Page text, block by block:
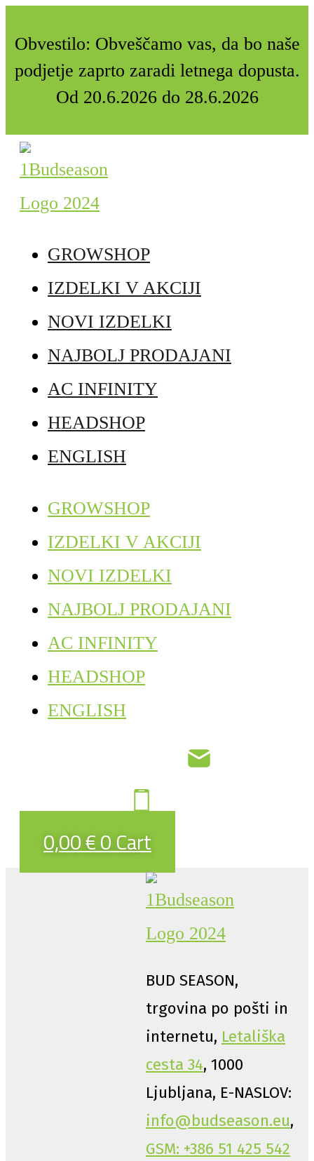
Obvestilo: Obveščamo vas, da bo naše
podjetje zaprto zaradi letnega dopusta.
Od 20.6.2026 do 28.6.2026
GROWSHOP
IZDELKI V AKCIJI
NOVI IZDELKI
NAJBOLJ PRODAJANI
AC INFINITY
HEADSHOP
ENGLISH
GROWSHOP
IZDELKI V AKCIJI
NOVI IZDELKI
NAJBOLJ PRODAJANI
AC INFINITY
HEADSHOP
ENGLISH
0,00€0Cart
BUD SEASON,
trgovina po pošti in
internetu, Letališka
cesta 34, 1000
Ljubljana, E-NASLOV:
info@budseason.eu,
GSM: +386 51 425 542